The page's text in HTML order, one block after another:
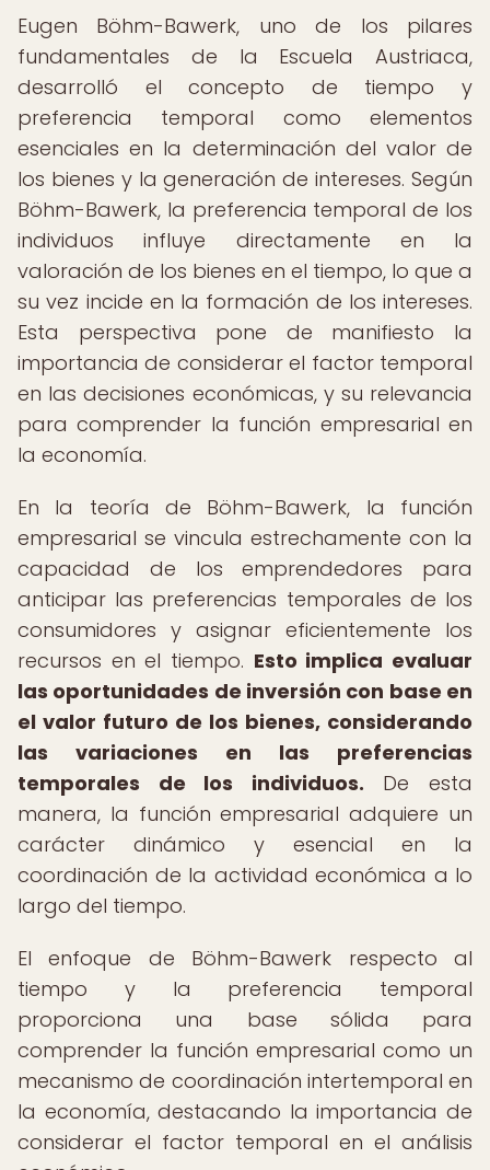
Eugen Böhm-Bawerk, uno de los pilares
fundamentales de la Escuela Austriaca,
desarrolló el concepto de tiempo y
preferencia temporal como elementos
esenciales en la determinación del valor de
los bienes y la generación de intereses. Según
Böhm-Bawerk, la preferencia temporal de los
individuos influye directamente en la
valoración de los bienes en el tiempo, lo que a
su vez incide en la formación de los intereses.
Esta perspectiva pone de manifiesto la
importancia de considerar el factor temporal
en las decisiones económicas, y su relevancia
para comprender la función empresarial en
la economía.
En la teoría de Böhm-Bawerk, la función
empresarial se vincula estrechamente con la
capacidad de los emprendedores para
anticipar las preferencias temporales de los
consumidores y asignar eficientemente los
recursos en el tiempo. Esto implica evaluar
las oportunidades de inversión con base en
el valor futuro de los bienes, considerando
las variaciones en las preferencias
temporales de los individuos. De esta
manera, la función empresarial adquiere un
carácter dinámico y esencial en la
coordinación de la actividad económica a lo
largo del tiempo.
El enfoque de Böhm-Bawerk respecto al
tiempo y la preferencia temporal
proporciona una base sólida para
comprender la función empresarial como un
mecanismo de coordinación intertemporal en
la economía, destacando la importancia de
considerar el factor temporal en el análisis